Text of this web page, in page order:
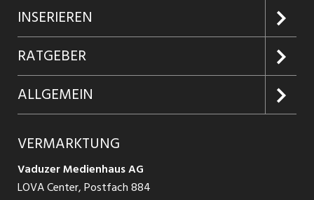
Jobs suchen
Jobabo
Firmen entdecken
Jobs in Graubünden
Jobs in St. Gallen
Jobs in Glarus
INSERIEREN
Kundenlogin
Inserieren
Produkte
Schnittstelle
RATGEBER
Glossar
Ratgeber Bewerbung / Rekrutierung
ALLGEMEIN
AGB
VERMARKTUNG
Vaduzer Medienhaus AG
LOVA Center, Postfach 884